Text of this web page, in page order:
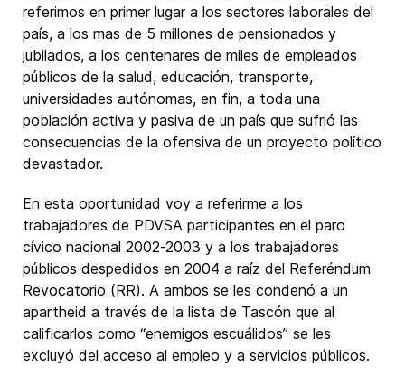
referimos en primer lugar a los sectores laborales del
país, a los mas de 5 millones de pensionados y
jubilados, a los centenares de miles de empleados
públicos de la salud, educación, transporte,
universidades autónomas, en fin, a toda una
población activa y pasiva de un país que sufrió las
consecuencias de la ofensiva de un proyecto político
devastador.
En esta oportunidad voy a referirme a los
trabajadores de PDVSA participantes en el paro
cívico nacional 2002-2003 y a los trabajadores
públicos despedidos en 2004 a raíz del Referéndum
Revocatorio (RR). A ambos se les condenó a un
apartheid a través de la lista de Tascón que al
calificarlos como “enemigos escuálidos” se les
excluyó del acceso al empleo y a servicios públicos.